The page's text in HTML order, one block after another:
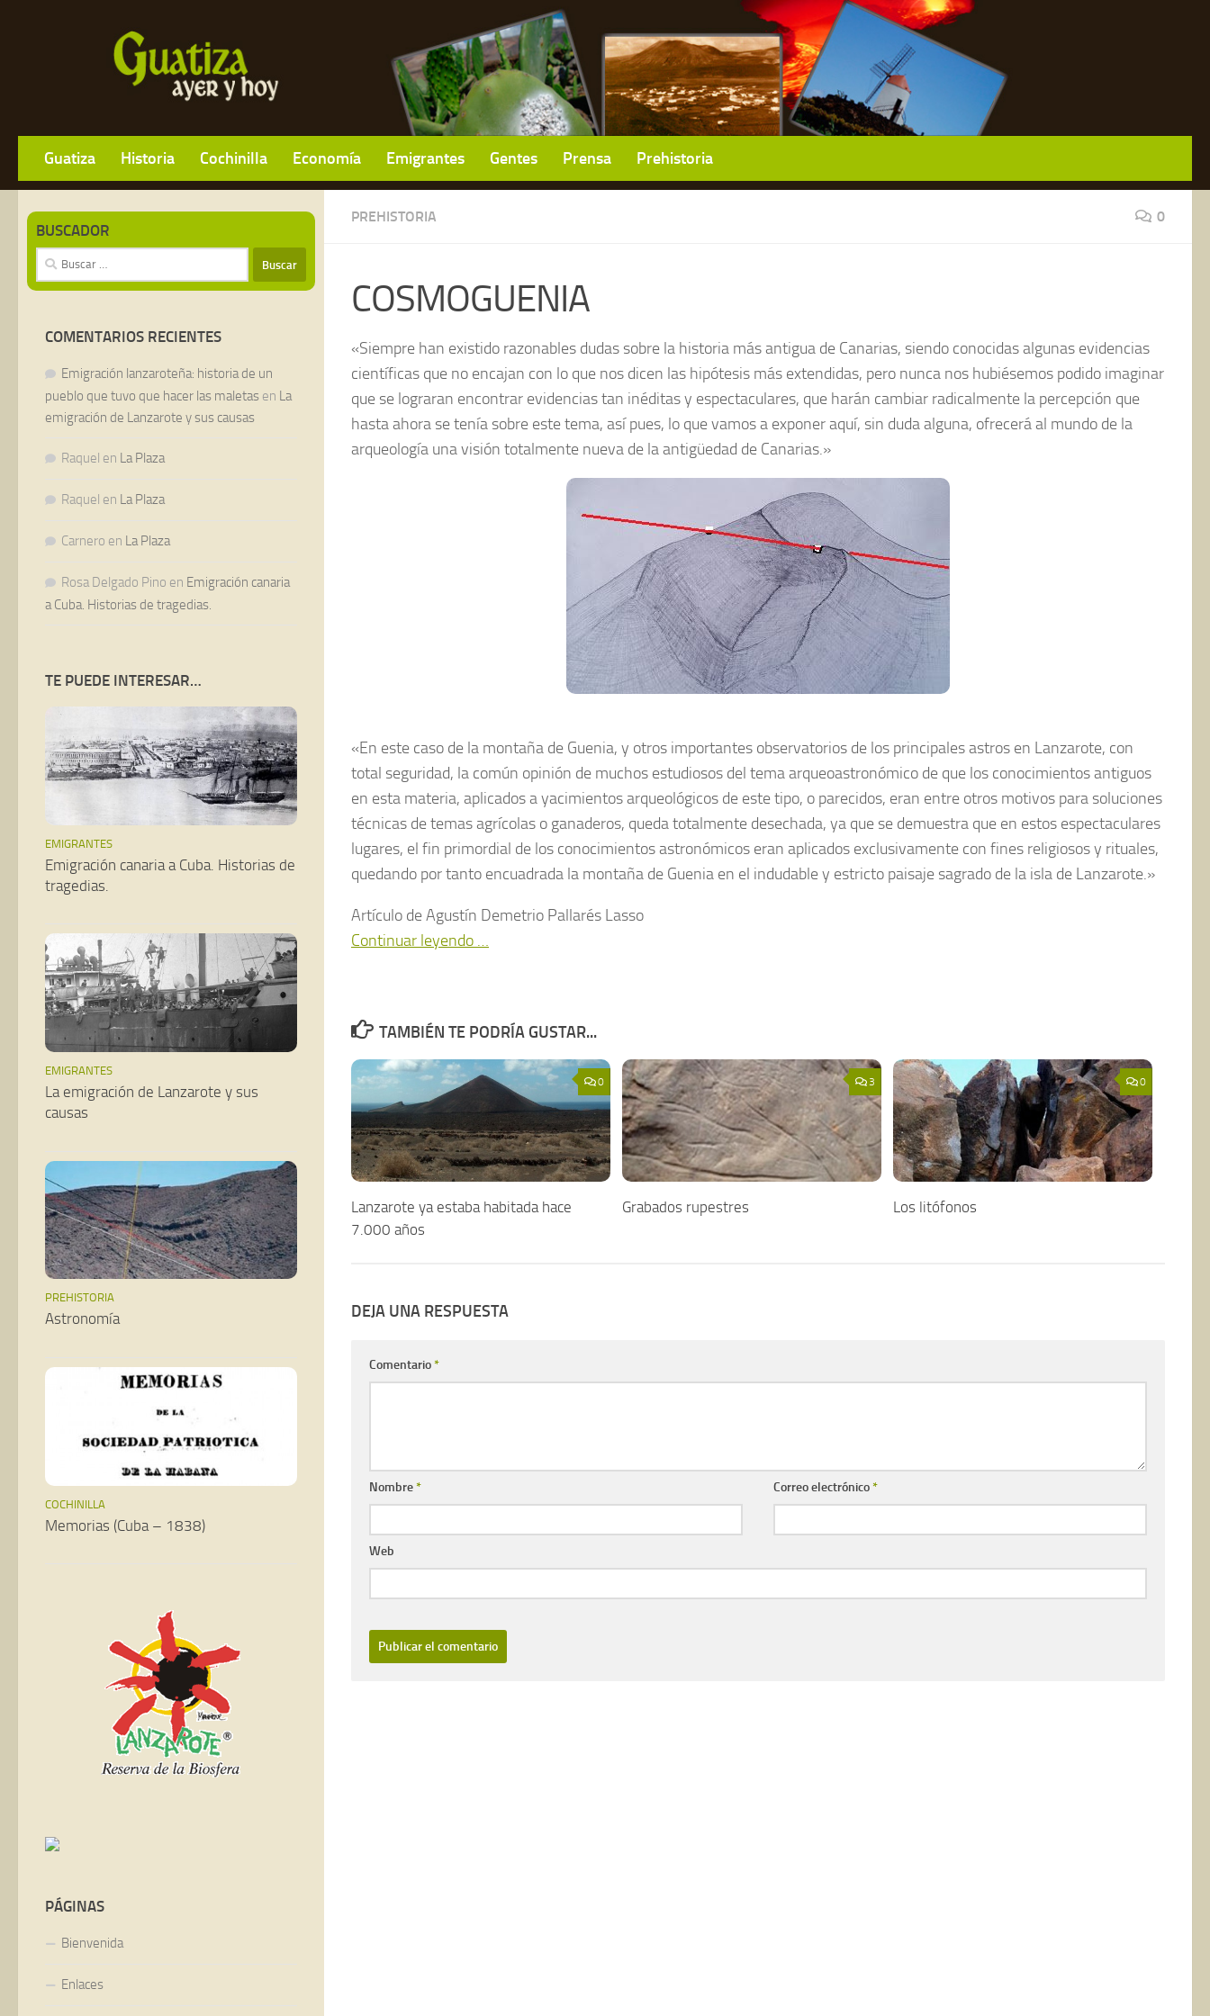
Guatiza Historia Cochinilla Economía Emigrantes Gentes Prensa Prehistoria
PREHISTORIA 0
COSMOGUENIA
«Siempre han existido razonables dudas sobre la historia más antigua de Canarias, siendo conocidas algunas evidencias
científicas que no encajan con lo que nos dicen las hipótesis más extendidas, pero nunca nos hubiésemos podido imaginar
que se lograran encontrar evidencias tan inéditas y espectaculares, que harán cambiar radicalmente la percepción que
hasta ahora se tenía sobre este tema, así pues, lo que vamos a exponer aquí, sin duda alguna, ofrecerá al mundo de la
arqueología una visión totalmente nueva de la antigüedad de Canarias.»
«En este caso de la montaña de Guenia, y otros importantes observatorios de los principales astros en Lanzarote, con
total seguridad, la común opinión de muchos estudiosos del tema arqueoastronómico de que los conocimientos antiguos
en esta materia, aplicados a yacimientos arqueológicos de este tipo, o parecidos, eran entre otros motivos para soluciones
técnicas de temas agrícolas o ganaderos, queda totalmente desechada, ya que se demuestra que en estos espectaculares
lugares, el fin primordial de los conocimientos astronómicos eran aplicados exclusivamente con fines religiosos y rituales,
quedando por tanto encuadrada la montaña de Guenia en el indudable y estricto paisaje sagrado de la isla de Lanzarote.»
Artículo de Agustín Demetrio Pallarés Lasso
Continuar leyendo …
TAMBIÉN TE PODRÍA GUSTAR...
0
Lanzarote ya estaba habitada hace
7.000 años
3
Grabados rupestres
0
Los litófonos
DEJA UNA RESPUESTA
Comentario*
Nombre* Correo electrónico*
Web
BUSCADOR
Buscar:
COMENTARIOS RECIENTES
Emigración lanzaroteña: historia de un
pueblo que tuvo que hacer las maletas en La
emigración de Lanzarote y sus causas
Raquel en La Plaza
Raquel en La Plaza
Carnero en La Plaza
Rosa Delgado Pino en Emigración canaria
a Cuba. Historias de tragedias.
TE PUEDE INTERESAR…
EMIGRANTES
Emigración canaria a Cuba. Historias de
tragedias.
EMIGRANTES
La emigración de Lanzarote y sus
causas
PREHISTORIA
Astronomía
COCHINILLA
Memorias (Cuba – 1838)
PÁGINAS
Bienvenida
Enlaces